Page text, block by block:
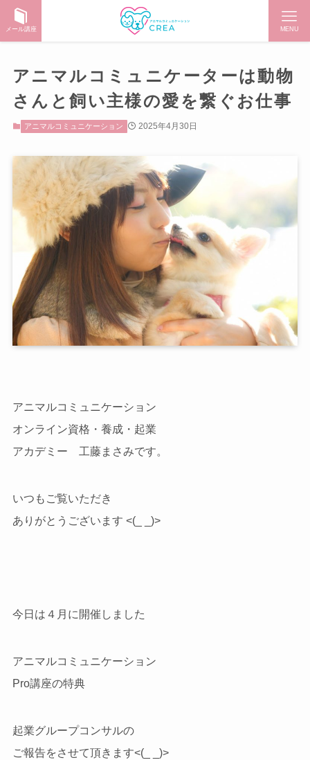
メール講座 MENU
アニマルコミュニケーターは動物
さんと飼い主様の愛を繋ぐお仕事
アニマルコミュニケーション 2025年4月30日
アニマルコミュニケーション
オンライン資格・養成・起業
アカデミー 工藤まさみです。
いつもご覧いただき
ありがとうございます <(_ _)>
今日は４月に開催しました
アニマルコミュニケーション
Pro講座の特典
起業グループコンサルの
ご報告をさせて頂きます<(_ _)>